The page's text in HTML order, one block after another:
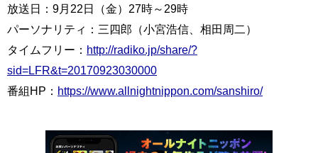
放送日：9月22日（金）27時～29時
パーソナリティ：三四郎（小宮浩信、相田周二）
タイムフリー： http://radiko.jp/share/?
sid=LFR&t=20170923030000
番組HP： https://www.allnightnippon.com/sanshiro/